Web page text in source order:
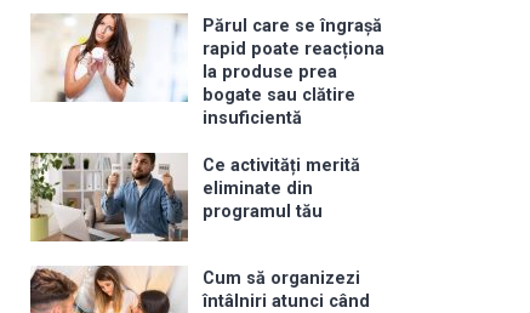
Părul care se îngrașă
rapid poate reacționa
la produse prea
bogate sau clătire
insuficientă
Ce activități merită
eliminate din
programul tău
Cum să organizezi
întâlniri atunci când